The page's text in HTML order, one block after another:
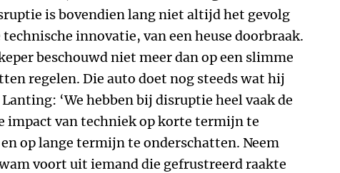
is bovendien lang niet altijd het gevolg
innovatie, van een heuse doorbraak.
beschouwd niet meer dan op een slimme
regelen. Die auto doet nog steeds wat hij
‘We hebben bij disruptie heel vaak de
impact van techniek op korte termijn te
op lange termijn te onderschatten. Neem
voort uit iemand die gefrustreerd raakte